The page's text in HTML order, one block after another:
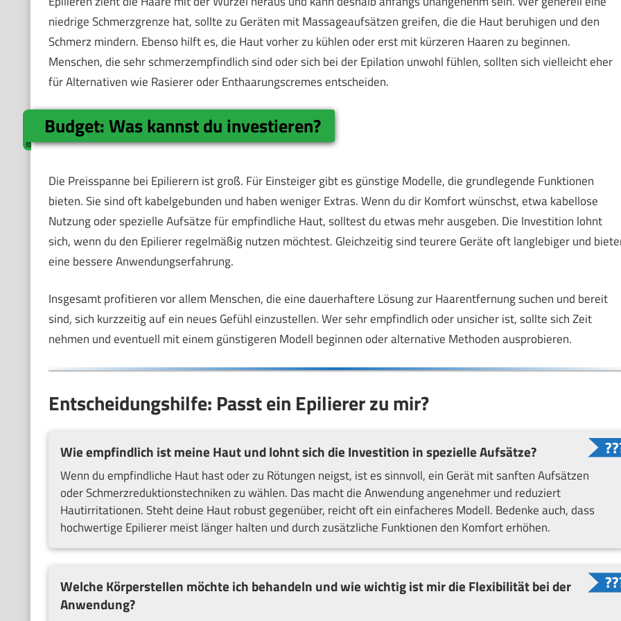
niedrige Schmerzgrenze hat, sollte zu Geräten mit Massageaufsätzen greifen, die die Haut beruhigen und den
Schmerz mindern. Ebenso hilft es, die Haut vorher zu kühlen oder erst mit kürzeren Haaren zu beginnen.
Menschen, die sehr schmerzempfindlich sind oder sich bei der Epilation unwohl fühlen, sollten sich vielleicht eher
für Alternativen wie Rasierer oder Enthaarungscremes entscheiden.
Budget: Was kannst du investieren?
Die Preisspanne bei Epilierern ist groß. Für Einsteiger gibt es günstige Modelle, die grundlegende Funktionen
bieten. Sie sind oft kabelgebunden und haben weniger Extras. Wenn du dir Komfort wünschst, etwa kabellose
Nutzung oder spezielle Aufsätze für empfindliche Haut, solltest du etwas mehr ausgeben. Die Investition lohnt
sich, wenn du den Epilierer regelmäßig nutzen möchtest. Gleichzeitig sind teurere Geräte oft langlebiger und
eine bessere Anwendungserfahrung.
Insgesamt profitieren vor allem Menschen, die eine dauerhaftere Lösung zur Haarentfernung suchen und bereit
sind, sich kurzzeitig auf ein neues Gefühl einzustellen. Wer sehr empfindlich oder unsicher ist, sollte sich Zeit
nehmen und eventuell mit einem günstigeren Modell beginnen oder alternative Methoden ausprobieren.
Entscheidungshilfe: Passt ein Epilierer zu mir?
Wie empfindlich ist meine Haut und lohnt sich die Investition in spezielle Aufsätze?
Wenn du empfindliche Haut hast oder zu Rötungen neigst, ist es sinnvoll, ein Gerät mit sanften Aufsätzen
oder Schmerzreduktionstechniken zu wählen. Das macht die Anwendung angenehmer und reduziert
Hautirritationen. Steht deine Haut robust gegenüber, reicht oft ein einfacheres Modell. Bedenke auch, dass
hochwertige Epilierer meist länger halten und durch zusätzliche Funktionen den Komfort erhöhen.
Welche Körperstellen möchte ich behandeln und wie wichtig ist mir die Flexibilität bei der
Anwendung?